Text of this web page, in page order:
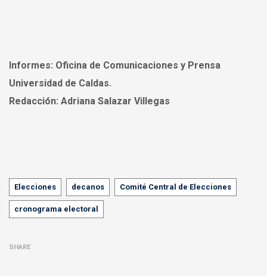
Informes: Oficina de Comunicaciones y Prensa
Universidad de Caldas.
Redacción: Adriana Salazar Villegas
Tags
Elecciones decanos Comité Central de Elecciones
cronograma electoral
SHARE